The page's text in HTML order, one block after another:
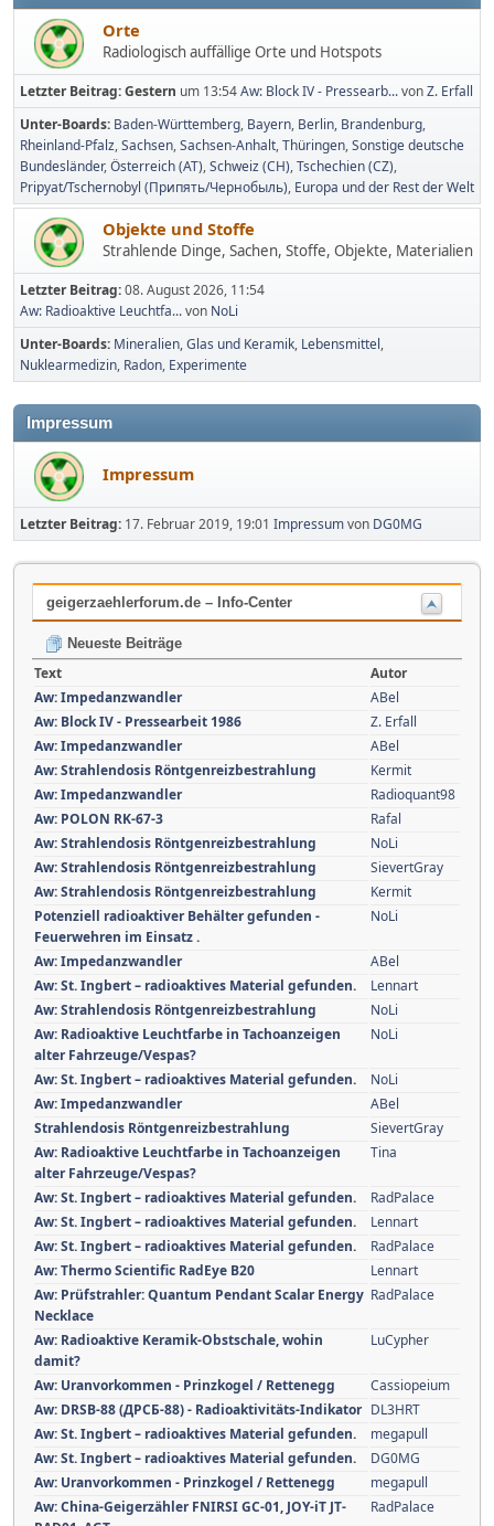
Orte
Radiologisch auffällige Orte und Hotspots
Letzter Beitrag:Gestern um 13:54Aw: Block IV - Pressearb...vonZ. Erfall
Unter-Boards Baden-Württemberg Bayern Berlin, Brandenburg
Rheinland-Pfalz Sachsen Sachsen-Anhalt Thüringen Sonstige deutsche
Bundesländer Österreich (AT) Schweiz (CH) Tschechien (CZ)
Pripyat/Tschernobyl (Припять/Чернобыль) Europa und der Rest der Welt
Objekte und Stoffe
Strahlende Dinge, Sachen, Stoffe, Objekte, Materialien
Letzter Beitrag:08. August 2026, 11:54
Aw: Radioaktive Leuchtfa...von NoLi
Unter-Boards Mineralien, Glas und Keramik Lebensmittel
Nuklearmedizin Radon Experimente
Impressum
Impressum
Letzter Beitrag: 17. Februar 2019, 19:01 Impressumvon DG0MG
geigerzaehlerforum.de – Info-Center
Neueste Beiträge
Text
Autor
Aw: Impedanzwandler
ABel
Aw: Block IV - Pressearbeit 1986
Z. Erfall
Aw: Impedanzwandler
ABel
Aw: Strahlendosis Röntgenreizbestrahlung
Kermit
Aw: Impedanzwandler
Radioquant98
Aw: POLON RK-67-3
Rafal
Aw: Strahlendosis Röntgenreizbestrahlung
NoLi
Aw: Strahlendosis Röntgenreizbestrahlung
SievertGray
Aw: Strahlendosis Röntgenreizbestrahlung
Kermit
Potenziell radioaktiver Behälter gefunden -
Feuerwehren im Einsatz .
NoLi
Aw: Impedanzwandler
ABel
Aw: St. Ingbert – radioaktives Material gefunden.
Lennart
Aw: Strahlendosis Röntgenreizbestrahlung
NoLi
Aw: Radioaktive Leuchtfarbe in Tachoanzeigen
alter Fahrzeuge/Vespas?
NoLi
Aw: St. Ingbert – radioaktives Material gefunden.
NoLi
Aw: Impedanzwandler
ABel
Strahlendosis Röntgenreizbestrahlung
SievertGray
Aw: Radioaktive Leuchtfarbe in Tachoanzeigen
alter Fahrzeuge/Vespas?
Tina
Aw: St. Ingbert – radioaktives Material gefunden.
RadPalace
Aw: St. Ingbert – radioaktives Material gefunden.
Lennart
Aw: St. Ingbert – radioaktives Material gefunden.
RadPalace
Aw: Thermo Scientific RadEye B20
Lennart
Aw: Prüfstrahler: Quantum Pendant Scalar Energy
Necklace
RadPalace
Aw: Radioaktive Keramik-Obstschale, wohin
damit?
LuCypher
Aw: Uranvorkommen - Prinzkogel / Rettenegg
Cassiopeium
Aw: DRSB-88 (ДРСБ-88) - Radioaktivitäts-Indikator DL3HRT
Aw: St. Ingbert – radioaktives Material gefunden.
megapull
Aw: St. Ingbert – radioaktives Material gefunden.
DG0MG
Aw: Uranvorkommen - Prinzkogel / Rettenegg
megapull
Aw: China-Geigerzähler FNIRSI GC-01, JOY-iT JT-
RadPalace